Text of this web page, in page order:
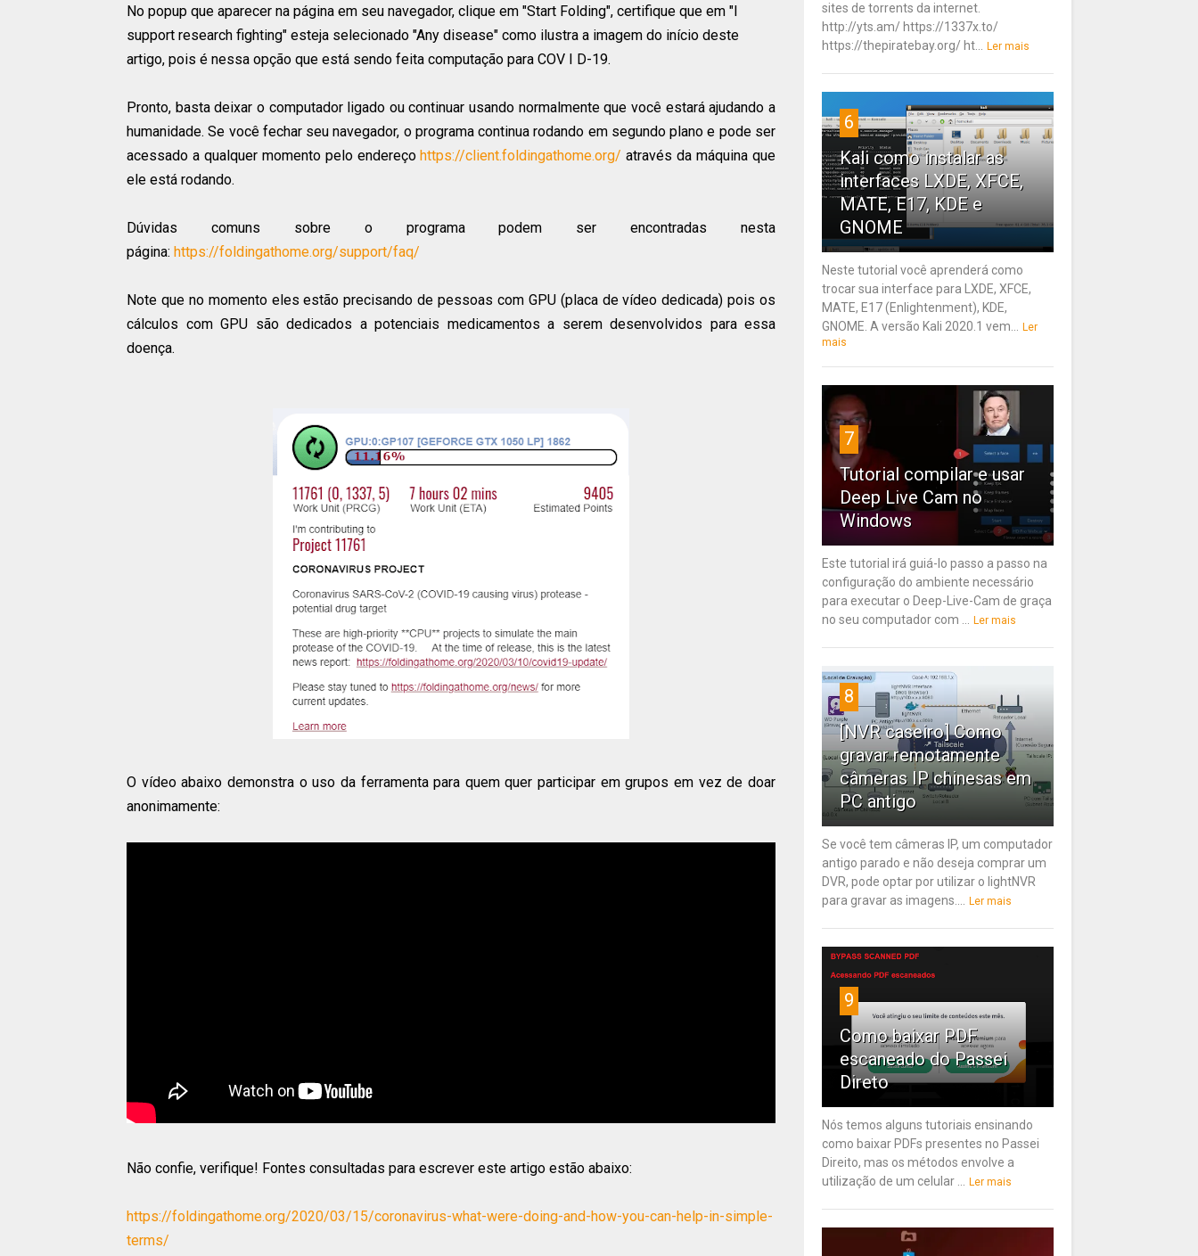
No popup que aparecer na página em seu navegador, clique em "Start Folding", certifique que em "I
support research fighting" esteja selecionado "Any disease" como ilustra a imagem do início deste
artigo, pois é nessa opção que está sendo feita computação para COV I D-19.
Pronto, basta deixar o computador ligado ou continuar usando normalmente que você estará ajudando a
humanidade. Se você fechar seu navegador, o programa continua rodando em segundo plano e pode ser
acessado a qualquer momento pelo endereço https://client.foldingathome.org/ através da máquina que
ele está rodando.
Dúvidas comuns sobre o programa podem ser encontradas nesta
página: https://foldingathome.org/support/faq/
Note que no momento eles estão precisando de pessoas com GPU (placa de vídeo dedicada) pois os
cálculos com GPU são dedicados a potenciais medicamentos a serem desenvolvidos para essa
doença.
O vídeo abaixo demonstra o uso da ferramenta para quem quer participar em grupos em vez de doar
anonimamente:
Não confie, verifique! Fontes consultadas para escrever este artigo estão abaixo:
https://foldingathome.org/2020/03/15/coronavirus-what-were-doing-and-how-you-can-help-in-simple-
terms/
sites de torrents da internet.
http://yts.am/ https://1337x.to/
https://thepiratebay.org/ ht...
Ler mais
6
Kali como instalar as
interfaces LXDE, XFCE,
MATE, E17, KDE e
GNOME
Neste tutorial você aprenderá como
trocar sua interface para LXDE, XFCE,
MATE, E17 (Enlightenment), KDE,
GNOME. A versão Kali 2020.1 vem...
Ler
mais
7
Tutorial compilar e usar
Deep Live Cam no
Windows
Este tutorial irá guiá-lo passo a passo na
configuração do ambiente necessário
para executar o Deep-Live-Cam de graça
no seu computador com ...
Ler mais
8
[NVR caseiro] Como
gravar remotamente
câmeras IP chinesas em
PC antigo
Se você tem câmeras IP, um computador
antigo parado e não deseja comprar um
DVR, pode optar por utilizar o lightNVR
para gravar as imagens....
Ler mais
9
Como baixar PDF
escaneado do Passei
Direto
Nós temos alguns tutoriais ensinando
como baixar PDFs presentes no Passei
Direito, mas os métodos envolve a
utilização de um celular ...
Ler mais